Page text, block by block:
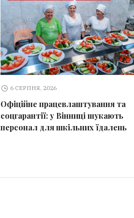
6 СЕРПНЯ, 2026
Офіційне працевлаштування та
соцгарантії: у Вінниці шукають
персонал для шкільних їдалень